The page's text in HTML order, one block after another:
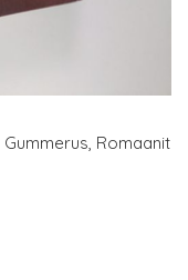
Gummerus, Romaanit